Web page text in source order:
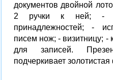
документов двойной
2 ручки к ней; -
принадлежностей; -
писем нож; - визитницу; -
для записей.
подчеркивает